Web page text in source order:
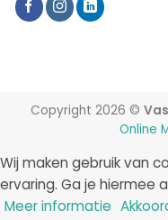
Copyright 2026 ©
Online
Wij maken gebruik van
ervaring. Ga je hiermee
Meer informatie